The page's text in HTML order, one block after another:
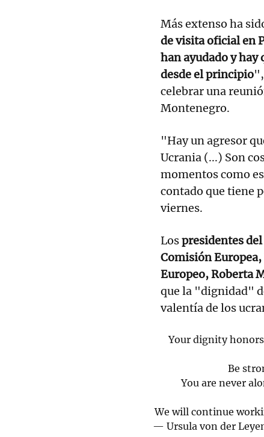
Más extenso ha
de visita oficial en
han ayudado y hay
desde el principio
celebrar una
Montenegro.
"Hay un agresor
Ucrania (...) Son
momentos como
contado que tiene
viernes.
Lospresidentes
Comisión
Europeo, Roberta
que la "dignidad"
valentía de los
Your dignity
Be
You are never
We will continue
— Ursula von der